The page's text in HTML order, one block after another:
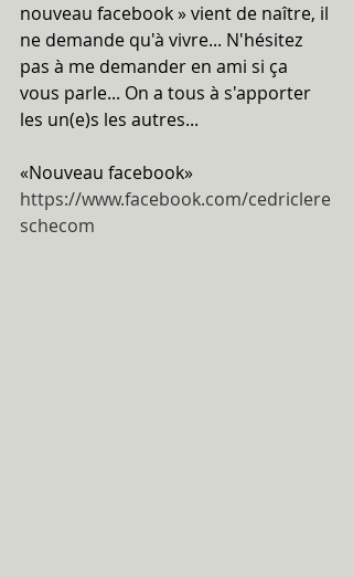
nouveau facebook » vient de naître, il
ne demande qu'à vivre... N'hésitez
pas à me demander en ami si ça
vous parle... On a tous à s'apporter
les un(e)s les autres...
«Nouveau facebook»
https://www.facebook.com/cedriclere
schecom